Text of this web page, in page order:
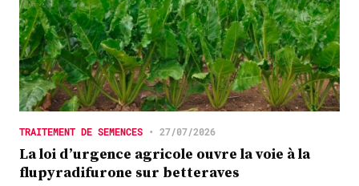
TRAITEMENT DE SEMENCES • 27/07/2026
La loi d’urgence agricole ouvre la voie à la
flupyradifurone sur betteraves